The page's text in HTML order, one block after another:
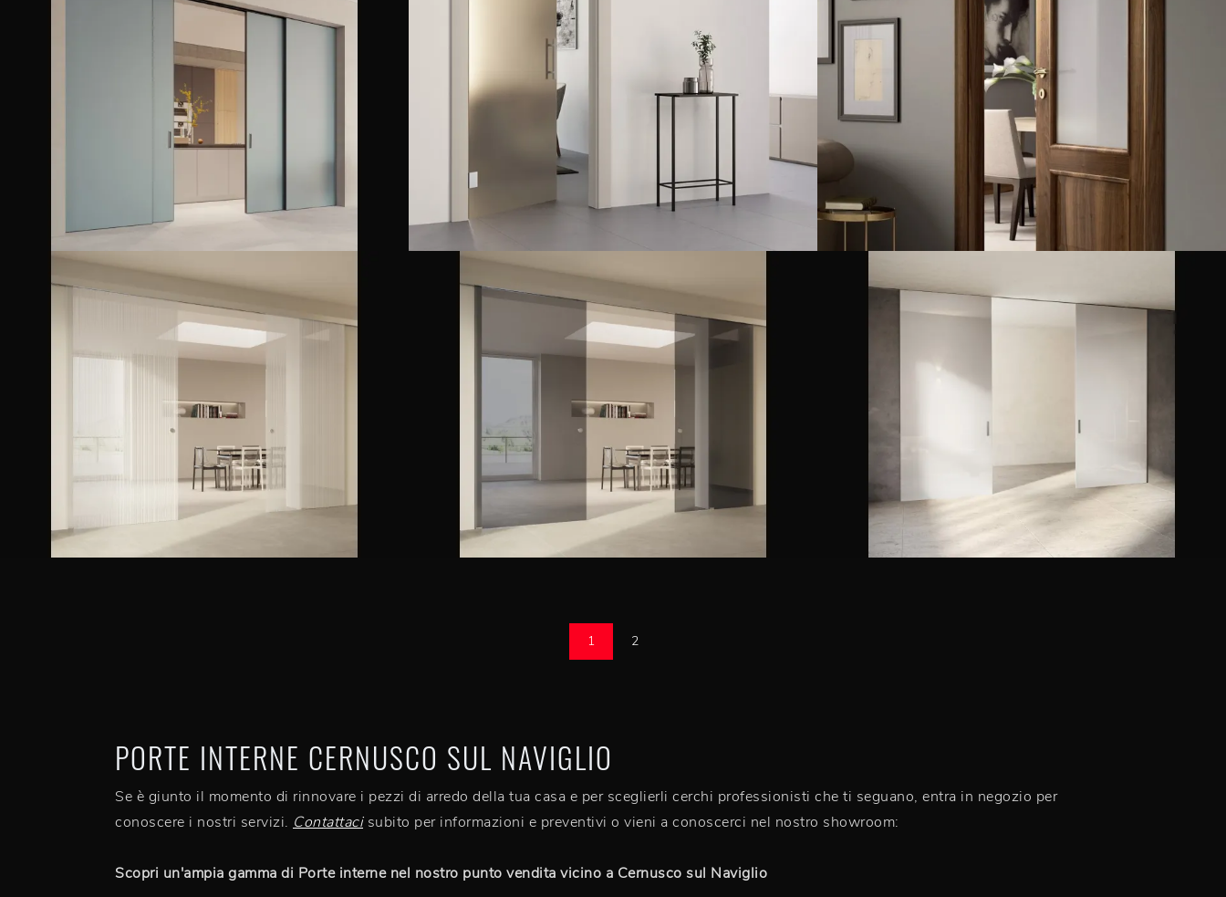
1 2
PORTE INTERNE CERNUSCO SUL NAVIGLIO
Se è giunto il momento di rinnovare i pezzi di arredo della tua casa e per sceglierli cerchi professionisti che ti seguano, entra in negozio per
conoscere i nostri servizi. Contattacisubito per informazioni e preventivi o vieni a conoscerci nel nostro showroom:
Scopri un'ampia gamma di Porte interne nel nostro punto vendita vicino a Cernusco sul Naviglio